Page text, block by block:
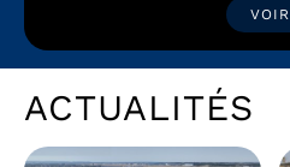
VOIR
ACTUALITÉS